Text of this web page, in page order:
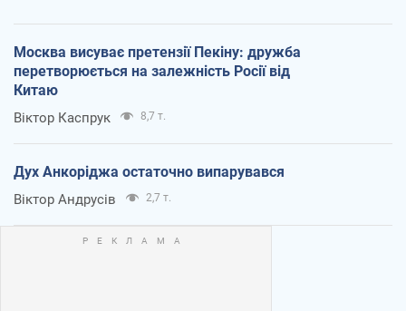
Москва висуває претензії Пекіну: дружба
перетворюється на залежність Росії від
Китаю
Віктор Каспрук 8,7 т.
Дух Анкоріджа остаточно випарувався
Віктор Андрусів 2,7 т.